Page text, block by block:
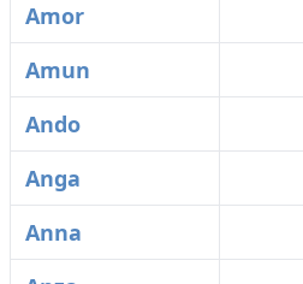
Amor
Amun
Ando
Anga
Anna